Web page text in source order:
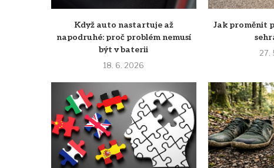
Když auto nastartuje až
napodruhé: proč problém nemusí
být v baterii
18. 6. 2026
Jak proměnit
27.